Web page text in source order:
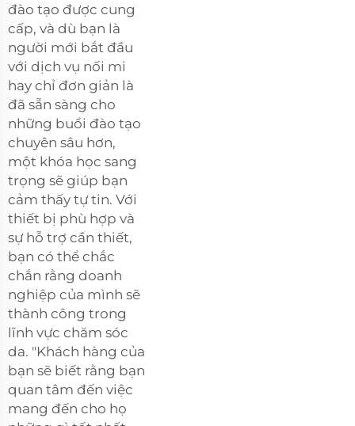
đào tạo được cung
cấp, và dù bạn là
người mới bắt đầu
với dịch vụ nối mi
hay chỉ đơn giản là
đã sẵn sàng cho
những buổi đào tạo
chuyên sâu hơn,
một khóa học sang
trọng sẽ giúp bạn
cảm thấy tự tin. Với
thiết bị phù hợp và
sự hỗ trợ cần thiết,
bạn có thể chắc
chắn rằng doanh
nghiệp của mình sẽ
thành công trong
lĩnh vực chăm sóc
da. "Khách hàng của
bạn sẽ biết rằng bạn
quan tâm đến việc
mang đến cho họ